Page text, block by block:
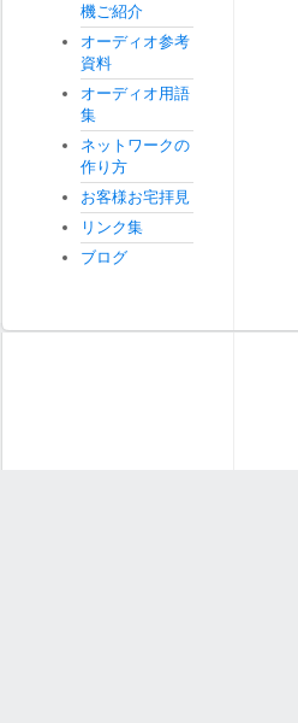
機ご紹介
オーディオ参考
資料
オーディオ用語
集
ネットワークの
作り方
お客様お宅拝見
リンク集
ブログ